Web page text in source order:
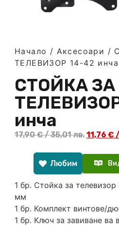
Начало / Аксесоари /
ТЕЛЕВИЗОР 14-42 инча
СТОЙКА ЗА
инча
17,90€/ 35,01 лв. 11,76 €
Любим
1 бр. Стойка за
мм
1 бр. Комплект винтове/
1 бр. Ключ за завиване ва